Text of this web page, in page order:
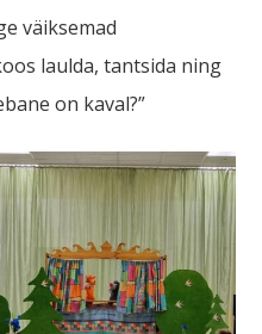
väiksemad
laulda, tantsida ning
on kaval?”